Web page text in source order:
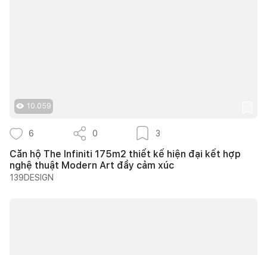
10.059
6 0 3
Căn hộ The Infiniti 175m2 thiết kế hiện đại kết hợp
nghệ thuật Modern Art đầy cảm xúc
139DESIGN